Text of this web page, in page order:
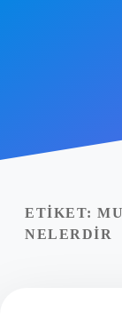
Yasal Uyarı
ETIKET:
NELERDIR